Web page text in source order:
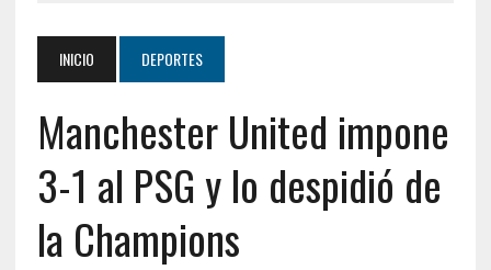
INICIO DEPORTES
Manchester United impone
3-1 al PSG y lo despidió de
la Champions